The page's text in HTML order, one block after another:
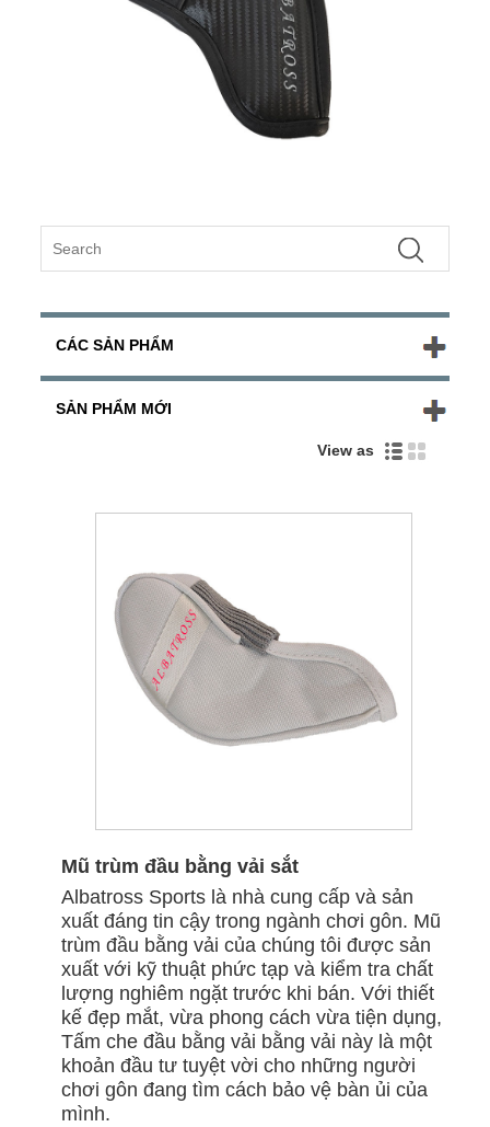
CÁC SẢN PHẨM
SẢN PHẨM MỚI
View as
Mũ trùm đầu bằng vải sắt
Albatross Sports là nhà cung cấp và sản
xuất đáng tin cậy trong ngành chơi gôn. Mũ
trùm đầu bằng vải của chúng tôi được sản
xuất với kỹ thuật phức tạp và kiểm tra chất
lượng nghiêm ngặt trước khi bán. Với thiết
kế đẹp mắt, vừa phong cách vừa tiện dụng,
Tấm che đầu bằng vải bằng vải này là một
khoản đầu tư tuyệt vời cho những người
chơi gôn đang tìm cách bảo vệ bàn ủi của
mình.